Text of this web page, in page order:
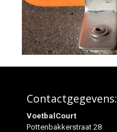
Contactgegevens:
VoetbalCourt
Pottenbakkerstraat 28